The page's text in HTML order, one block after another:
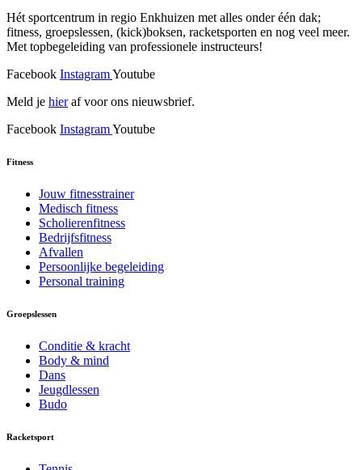
Hét sportcentrum in regio Enkhuizen met alles onder één dak;
fitness, groepslessen, (kick)boksen, racketsporten en nog veel meer.
Met topbegeleiding van professionele instructeurs!
Facebook InstagramYoutube
Meld je hieraf voor ons nieuwsbrief.
Facebook InstagramYoutube
Fitness
Jouw fitnesstrainer
Medisch fitness
Scholierenfitness
Bedrijfsfitness
Afvallen
Persoonlijke begeleiding
Personal training
Groepslessen
Conditie & kracht
Body & mind
Dans
Jeugdlessen
Budo
Racketsport